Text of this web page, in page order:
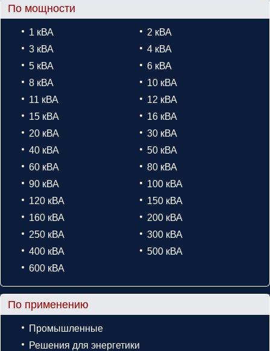
По мощности
1 кВА
2 кВА
3 кВА
4 кВА
5 кВА
6 кВА
8 кВА
10 кВА
11 кВА
12 кВА
15 кВА
16 кВА
20 кВА
30 кВА
40 кВА
50 кВА
60 кВА
80 кВА
90 кВА
100 кВА
120 кВА
150 кВА
160 кВА
200 кВА
250 кВА
300 кВА
400 кВА
500 кВА
600 кВА
По применению
Промышленные
Решения для энергетики